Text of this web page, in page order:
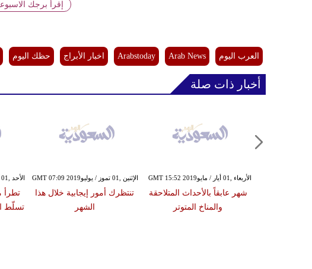
إقرأ برجك
العرب اليوم Arab News
Arabstoday اخبار الأبراج حظك اليوم
أخبار ذات صلة
الأحد ,01 آذار/ مارسGMT 15:02 2020
تطرأ
تسلّط
الإثنين ,01 تموز / يوليوGMT 07:09 2019
تنتظرك أمور إيجابية خلال هذا
الشهر
الأربعاء ,01 أيار / مايوGMT 15:52 2019
شهر عابقاً بالأحداث المتلاحقة
والمناخ المتوتر